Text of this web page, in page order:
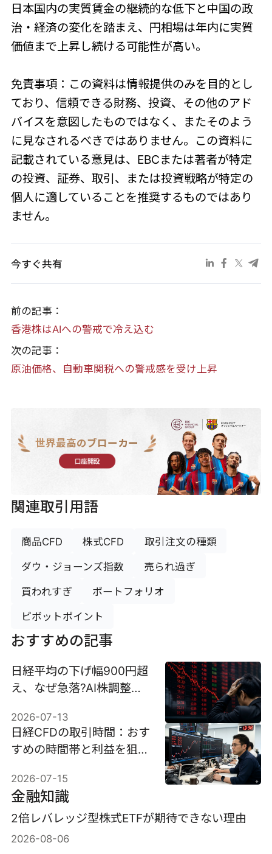
日本国内の実質賃金の継続的な低下と中国の政
治・経済の変化を踏まえ、円相場は年内に実質
価値まで上昇し続ける可能性が高い。
免責事項：この資料は情報提供のみを目的とし
ており、信頼できる財務、投資、その他のアド
バイスを意図したものではなく、またそのよう
に見なされるべきではありません。この資料に
記載されている意見は、EBCまたは著者が特定
の投資、証券、取引、または投資戦略が特定の
個人に適していることを推奨するものではあり
ません。
今すぐ共有
前の記事：
香港株はAIへの警戒で冷え込む
次の記事：
原油価格、自動車関税への警戒感を受け上昇
世界最高のブローカー
口座開設
関連取引用語
商品CFD 株式CFD 取引注文の種類
ダウ・ジョーンズ指数 売られ過ぎ
買われすぎ ポートフォリオ
ピボットポイント
おすすめの記事
日経平均の下げ幅900円超
え、なぜ急落?AI株調整と
2026-07-13
日経CFDの取引時間：おす
すめの時間帯と利益を狙い
2026-07-15
金融知識
2倍レバレッジ型株式ETFが期待できない理由
2026-08-06